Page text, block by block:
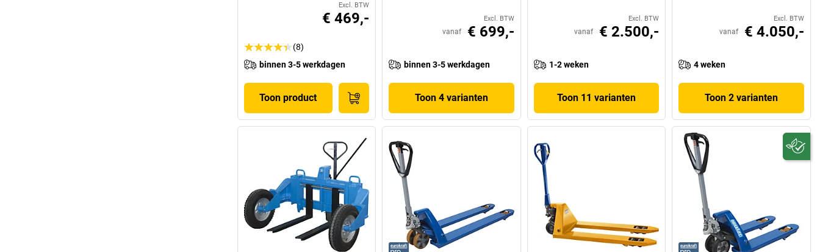
Excl. BTW
€ 469,-
(8)
binnen 3-5 werkdagen
Toon product
Excl. BTW
vanaf € 699,-
binnen 3-5 werkdagen
Toon 4 varianten
Excl. BTW
vanaf € 2.500,-
1-2 weken
Toon 11 varianten
Excl. BTW
vanaf € 4.050,-
4 weken
Toon 2 varianten